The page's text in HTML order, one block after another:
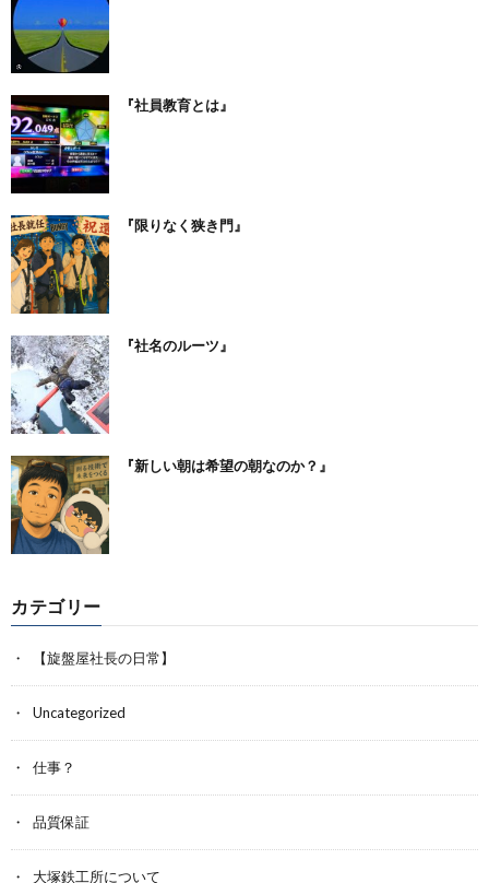
『社員教育とは』
『限りなく狭き門』
『社名のルーツ』
『新しい朝は希望の朝なのか？』
カテゴリー
【旋盤屋社長の日常】
Uncategorized
仕事？
品質保証
大塚鉄工所について